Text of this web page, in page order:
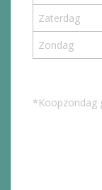
Zaterdag
Zondag
*Koopzondag